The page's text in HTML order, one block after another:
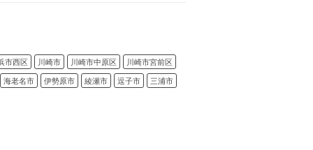
市西区 川崎市 川崎市中原区 川崎市宮前区
海老名市 伊勢原市 綾瀬市 逗子市 三浦市